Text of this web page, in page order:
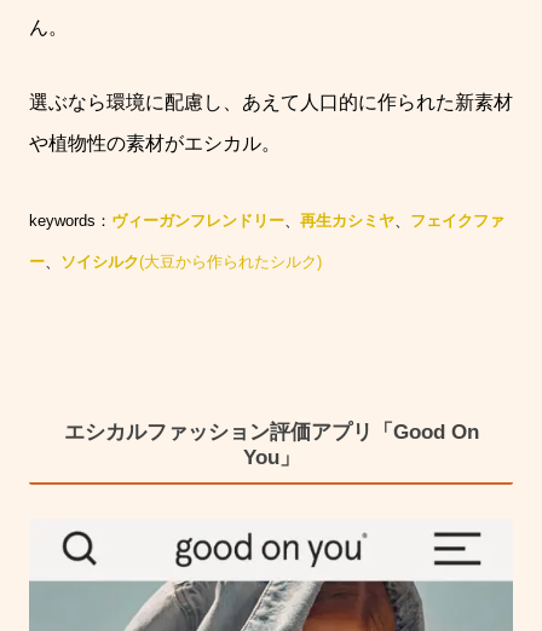
ん。
選ぶなら環境に配慮し、あえて人口的に作られた新素材
や植物性の素材がエシカル。
keywords： ヴィーガンフレンドリー 再生カシミヤ フェイクファ
ー ソイシルク(大豆から作られたシルク)
エシカルファッション評価アプリ「Good On
You」